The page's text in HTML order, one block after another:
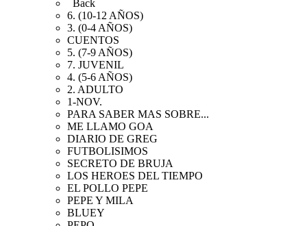
Back
6. (10-12 AÑOS)
3. (0-4 AÑOS)
CUENTOS
5. (7-9 AÑOS)
7. JUVENIL
4. (5-6 AÑOS)
2. ADULTO
1-NOV.
PARA SABER MAS SOBRE...
ME LLAMO GOA
DIARIO DE GREG
FUTBOLISIMOS
SECRETO DE BRUJA
LOS HEROES DEL TIEMPO
EL POLLO PEPE
PEPE Y MILA
BLUEY